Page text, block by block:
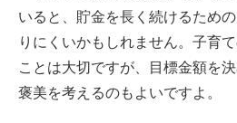
いると、貯金を長く続けるため
りにくいかもしれません。子育
ことは大切ですが、目標金額を
褒美を考えるのもよいですよ。